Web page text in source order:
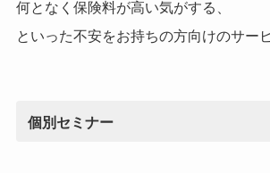
何となく保険料が高い気がする、
といった不安をお持ちの方向けのサー
個別 セミナー